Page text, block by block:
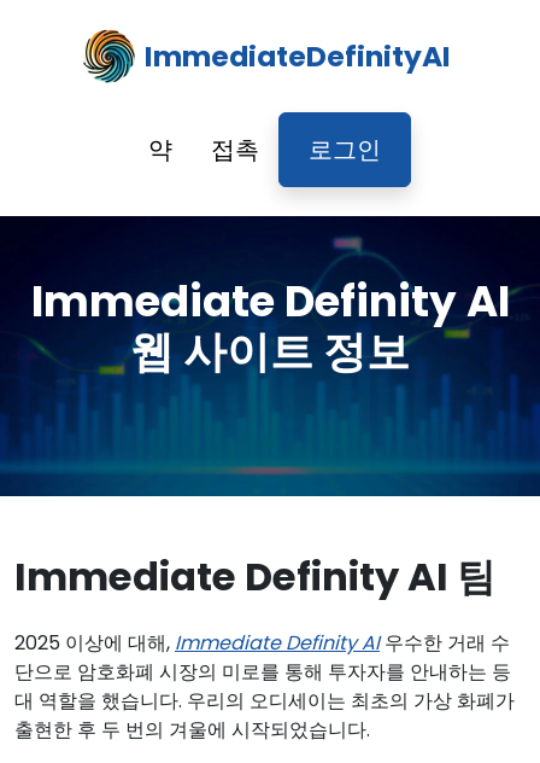
ImmediateDefinityAI
약 접촉 로그인
Immediate Definity AI
웹 사이트 정보
Immediate Definity AI 팀
2025 이상에 대해, Immediate Definity AI우수한 거래 수
단으로 암호화폐 시장의 미로를 통해 투자자를 안내하는 등
대 역할을 했습니다. 우리의 오디세이는 최초의 가상 화폐가
출현한 후 두 번의 겨울에 시작되었습니다.